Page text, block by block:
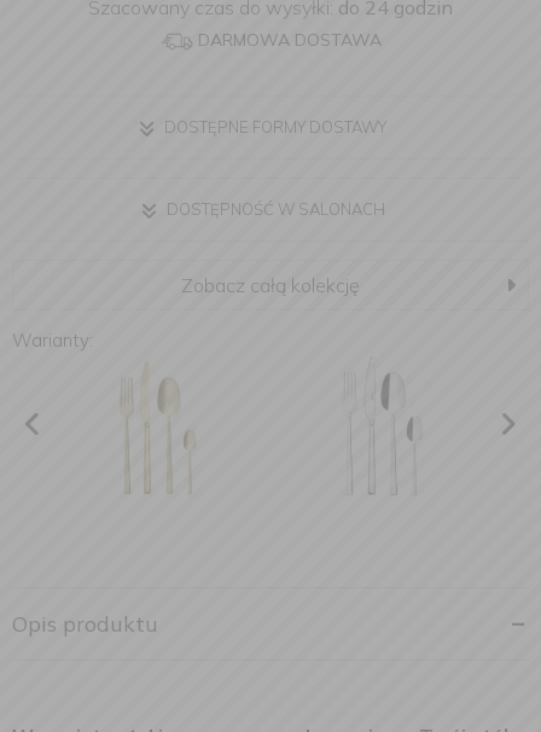
Szacowany czas do wysyłki: do 24 godzin
DARMOWA DOSTAWA
DOSTĘPNE FORMY DOSTAWY
DOSTĘPNOŚĆ W SALONACH
Zobacz całą kolekcję
Warianty:
Opis produktu